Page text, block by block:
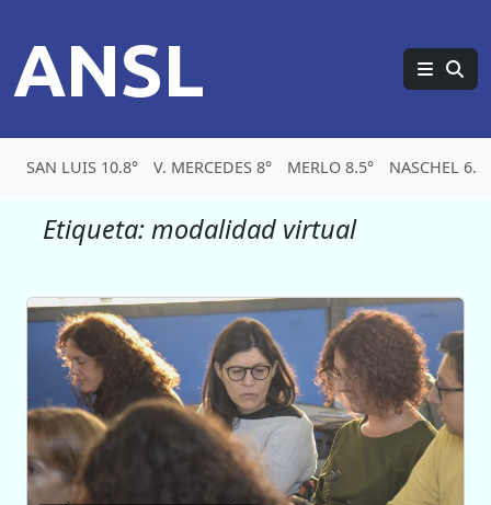
ANSL
SAN LUIS 10.8° V. MERCEDES 8° MERLO 8.5° NASCHEL 6.3°
Etiqueta:modalidad virtual